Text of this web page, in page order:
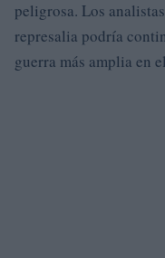
peligrosa. Los
represalia podría
guerra más amplia en